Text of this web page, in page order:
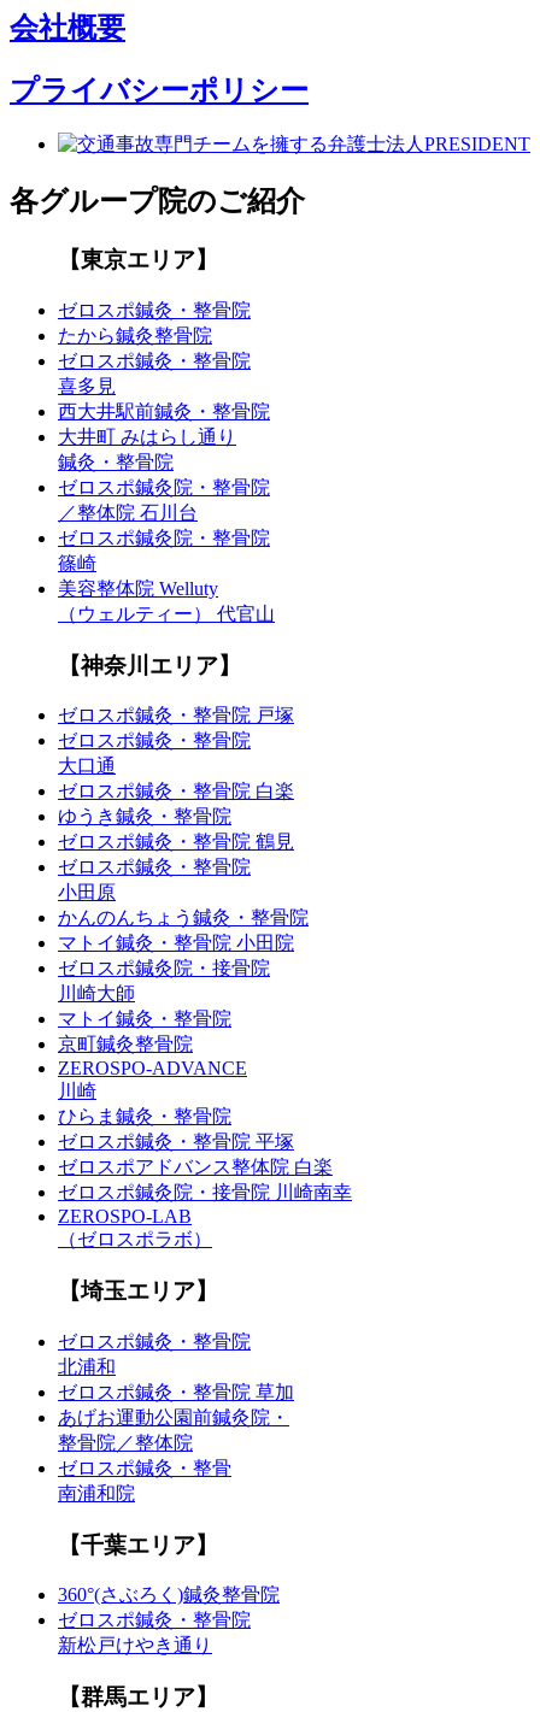
会社概要
プライバシーポリシー
各グループ院のご紹介
【東京エリア】
ゼロスポ鍼灸・整骨院
たから鍼灸整骨院
ゼロスポ鍼灸・整骨院
喜多見
西大井駅前鍼灸・整骨院
大井町 みはらし通り
鍼灸・整骨院
ゼロスポ鍼灸院・整骨院
／整体院 石川台
ゼロスポ鍼灸院・整骨院
篠崎
美容整体院 Welluty
（ウェルティー） 代官山
【神奈川エリア】
ゼロスポ鍼灸・整骨院 戸塚
ゼロスポ鍼灸・整骨院
大口通
ゼロスポ鍼灸・整骨院 白楽
ゆうき鍼灸・整骨院
ゼロスポ鍼灸・整骨院 鶴見
ゼロスポ鍼灸・整骨院
小田原
かんのんちょう鍼灸・整骨院
マトイ鍼灸・整骨院 小田院
ゼロスポ鍼灸院・接骨院
川崎大師
マトイ鍼灸・整骨院
京町鍼灸整骨院
ZEROSPO-ADVANCE
川崎
ひらま鍼灸・整骨院
ゼロスポ鍼灸・整骨院 平塚
ゼロスポアドバンス整体院 白楽
ゼロスポ鍼灸院・接骨院 川崎南幸
ZEROSPO-LAB
（ゼロスポラボ）
【埼玉エリア】
ゼロスポ鍼灸・整骨院
北浦和
ゼロスポ鍼灸・整骨院 草加
あげお運動公園前鍼灸院・
整骨院／整体院
ゼロスポ鍼灸・整骨
南浦和院
【千葉エリア】
360°(さぶろく)鍼灸整骨院
ゼロスポ鍼灸・整骨院
新松戸けやき通り
【群馬エリア】